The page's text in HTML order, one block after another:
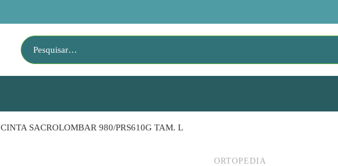
CINTA SACROLOMBAR 980/PRS610G TAM. L
ORTOPEDIA